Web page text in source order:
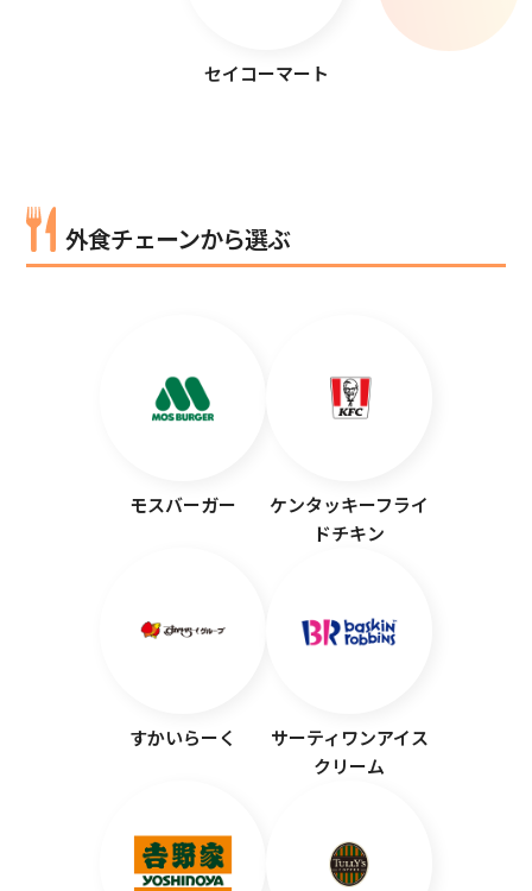
セイコーマート
外食チェーンから選ぶ
モスバーガー
ケンタッキーフライ
ドチキン
すかいらーく
サーティワンアイス
クリーム